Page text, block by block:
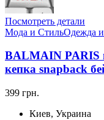
Посмотреть детали
Мода и СтильОдежда и
BALMAIN PARIS
кепка snapback
399 грн.
Киев, Украина